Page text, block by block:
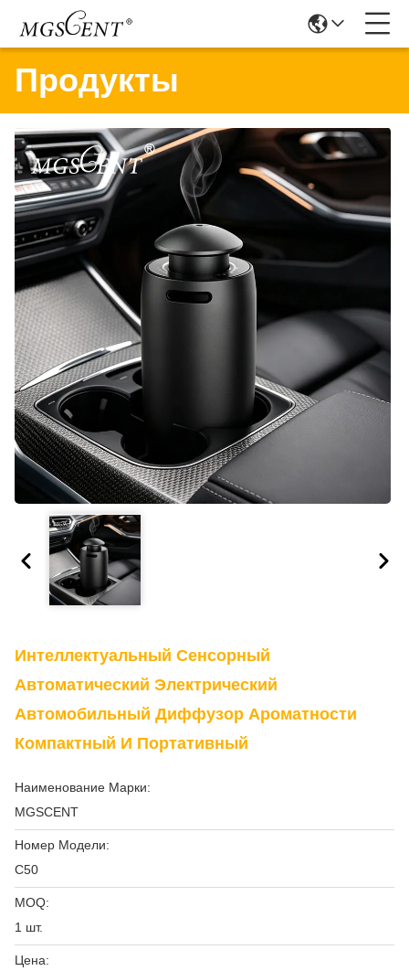
Продукты
Интеллектуальный Сенсорный
Автоматический Электрический
Автомобильный Диффузор Ароматности
Компактный И Портативный
Наименование Марки:
MGSCENT
Номер Модели:
C50
MOQ:
1 шт.
Цена: